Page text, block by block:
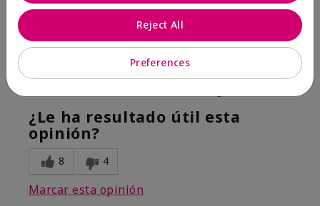
Comentarios sobre Mary Kay Clinical Solutions®
Dynamic Wrinkle Limiter™
Hope it helps
¿Le ha resultado útil esta
opinión?
8 4
Marcar esta opinión
Preferences
Reject All